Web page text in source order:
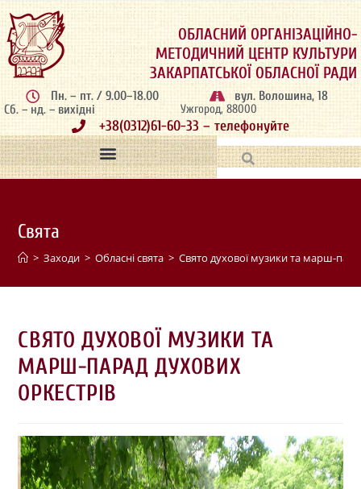
ОБЛАСНИЙ ОРГАНІЗАЦІЙНО-
МЕТОДИЧНИЙ ЦЕНТР КУЛЬТУРИ
ЗАКАРПАТСЬКОЇ ОБЛАСНОЇ РАДИ
Пн. – пт. / 9.00–18.00
Сб. – нд. – вихідні
вул. Волошина, 18
Ужгород, 88000
+38(0312)61-60-33 – телефонуйте
Свята
> Заходи > Обласні свята > Свято духової музики та марш-
СВЯТО ДУХОВОЇ МУЗИКИ ТА
МАРШ-ПАРАД ДУХОВИХ
ОРКЕСТРІВ